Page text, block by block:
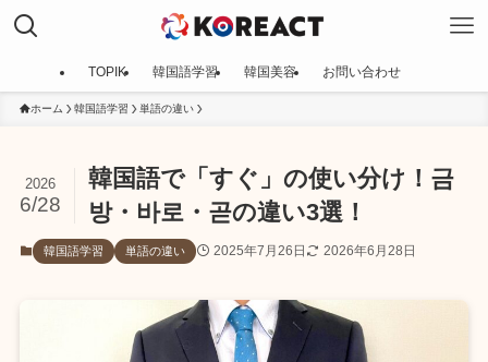
TOPIK 韓国語学習 韓国美容 お問い合わせ
ホーム 韓国語学習 単語の違い
韓国語で「すぐ」の使い分け！금
방・바로・곧の違い3選！
2026
6/28
韓国語学習 単語の違い 2025年7月26日 2026年6月28日